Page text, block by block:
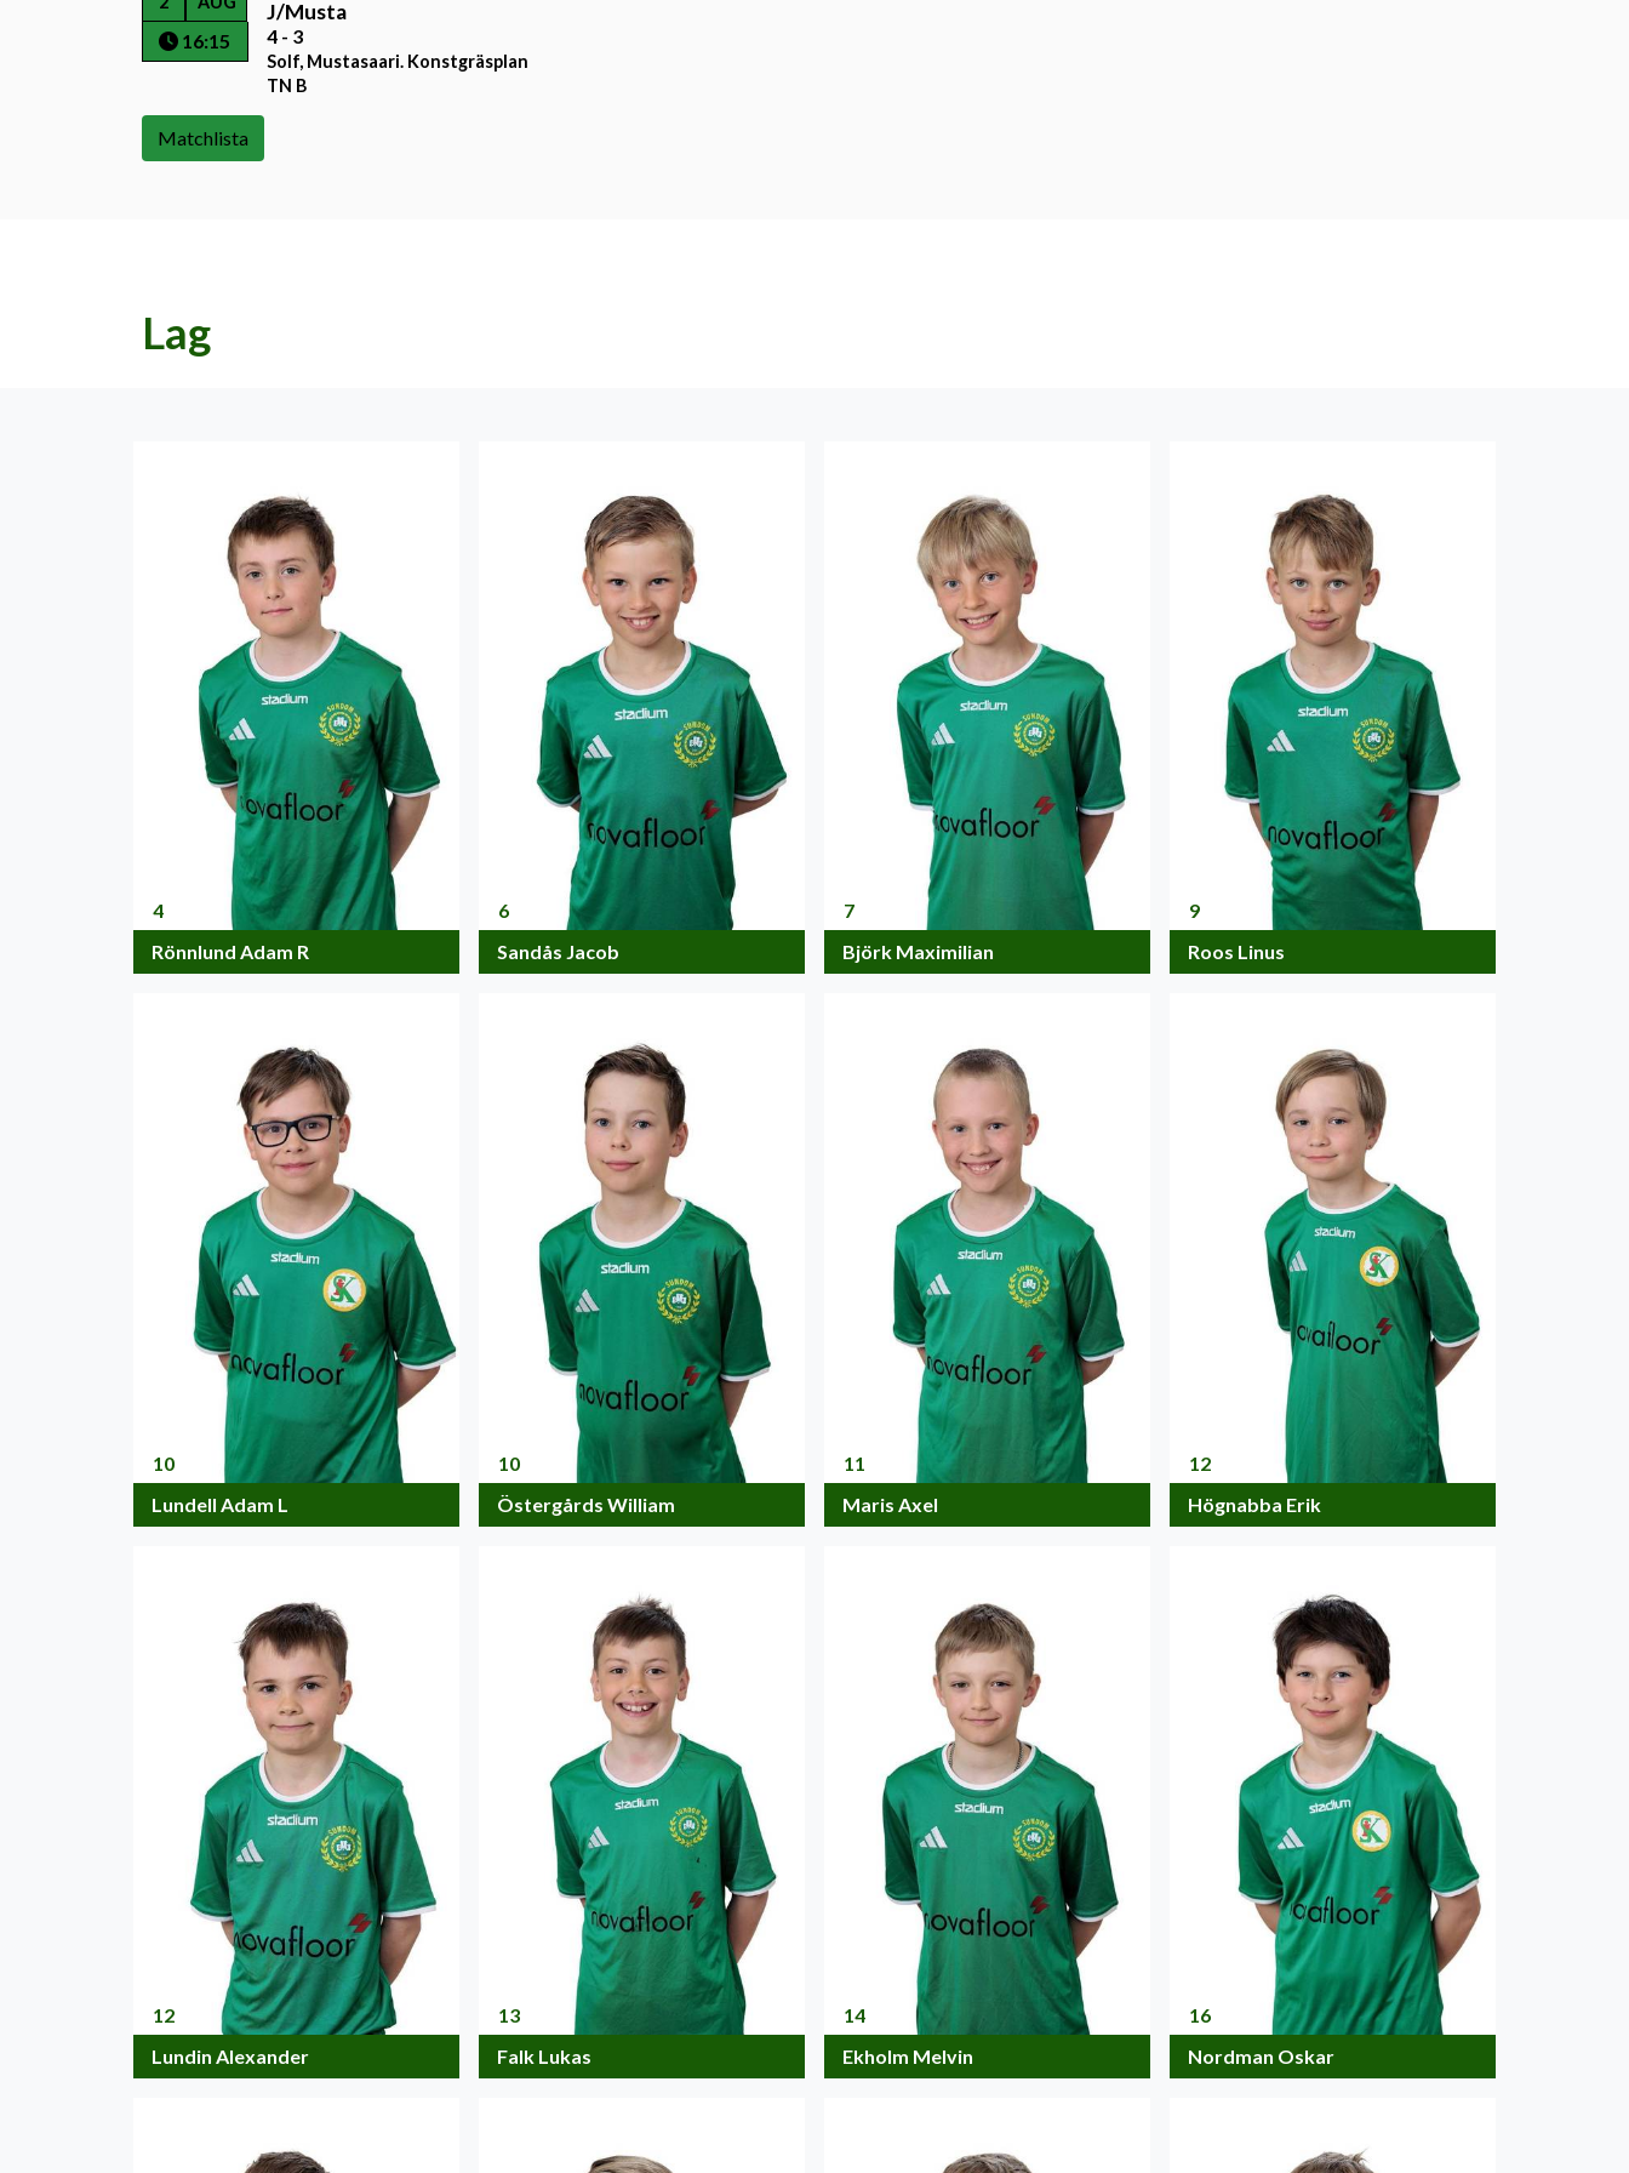
16:15
J/Musta
4 - 3
Solf, Mustasaari. Konstgräsplan
TN B
Matchlista
Lag
4
Rönnlund Adam R
6
Sandås Jacob
7
Björk Maximilian
9
Roos Linus
10
Lundell Adam L
10
Östergårds William
11
Maris Axel
12
Högnabba Erik
12
Lundin Alexander
13
Falk Lukas
14
Ekholm Melvin
16
Nordman Oskar